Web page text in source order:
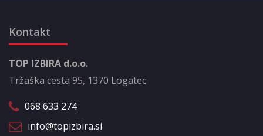
Kontakt
TOP IZBIRA d.o.o.
Tržaška cesta 95, 1370 Logatec
068 633 274
info@topizbira.si